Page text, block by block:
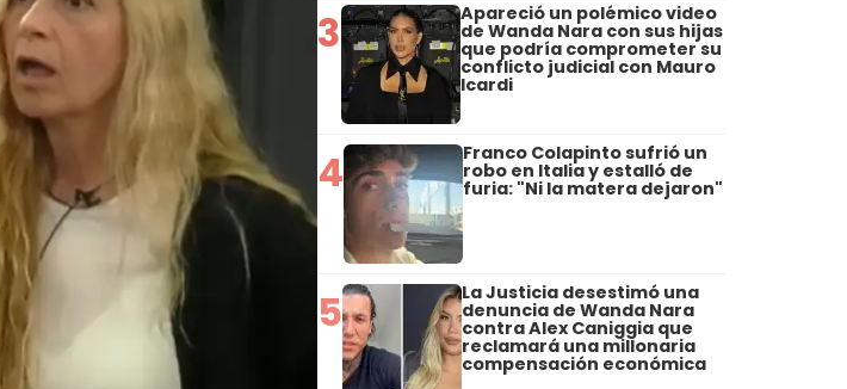
3 Apareció un polémico video
de Wanda Nara con sus hijas
que podría comprometer su
conflicto judicial con Mauro
Icardi
4 Franco Colapinto sufrió un
robo en Italia y estalló de
furia: "Ni la matera dejaron"
5 La Justicia desestimó una
denuncia de Wanda Nara
contra Alex Caniggia que
reclamará una millonaria
compensación económica